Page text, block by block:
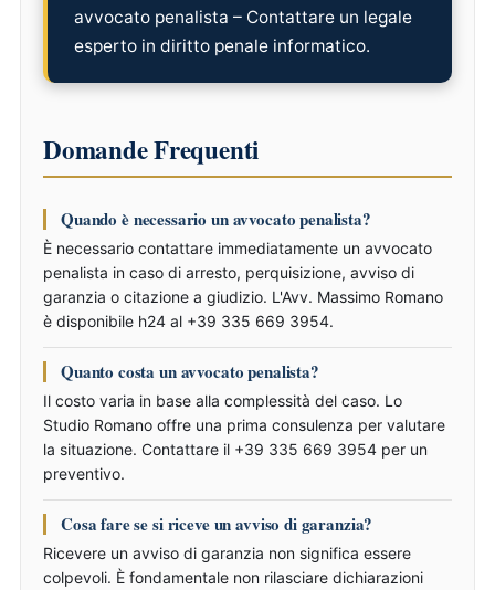
avvocato penalista – Contattare un legale
esperto in diritto penale informatico.
Domande Frequenti
Quando è necessario un avvocato penalista?
È necessario contattare immediatamente un avvocato
penalista in caso di arresto, perquisizione, avviso di
garanzia o citazione a giudizio. L'Avv. Massimo Romano
è disponibile h24 al +39 335 669 3954.
Quanto costa un avvocato penalista?
Il costo varia in base alla complessità del caso. Lo
Studio Romano offre una prima consulenza per valutare
la situazione. Contattare il +39 335 669 3954 per un
preventivo.
Cosa fare se si riceve un avviso di garanzia?
Ricevere un avviso di garanzia non significa essere
colpevoli. È fondamentale non rilasciare dichiarazioni